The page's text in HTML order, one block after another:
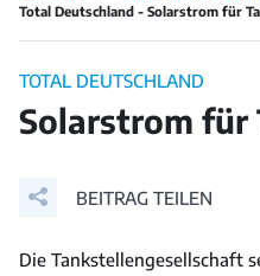
Total Deutschland - Solarstrom für
TOTAL DEUTSCHLAND
Solarstrom für
BEITRAG TEILEN
Die Tankstellengesellschaft